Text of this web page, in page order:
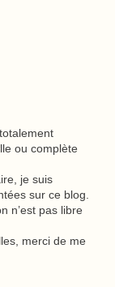
ou complète
je suis
sur ce blog.
n’est pas libre
merci de me